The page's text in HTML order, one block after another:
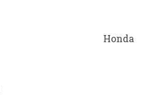
Honda